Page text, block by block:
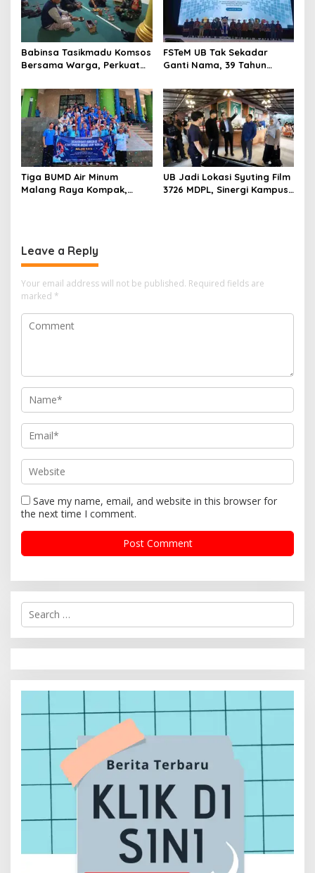
Babinsa Tasikmadu Komsos
Bersama Warga, Perkuat
Kondusivitas Wilayah
FSTeM UB Tak Sekadar
Ganti Nama, 39 Tahun
Trendsetter Sains dan
Teknologi
Tiga BUMD Air Minum
Malang Raya Kompak,
UB Jadi Lokasi Syuting Film
3726 MDPL, Sinergi Kampus
Leave a Reply
Your email address will not be published. Required fields are
marked *
Save my name, email, and website in this browser for
the next time I comment.
S
r
h
f